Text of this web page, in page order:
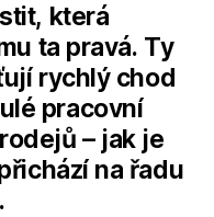
která
ta pravá. Ty
rychlý chod
pracovní
– jak je
na řadu